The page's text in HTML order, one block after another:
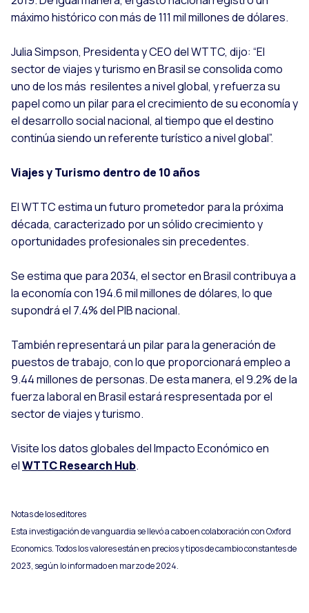
máximo histórico con más de 111 mil millones de dólares.
Julia Simpson, Presidenta y CEO del WTTC, dijo: “El
sector de viajes y turismo en Brasil se consolida como
uno de los más resilentes a nivel global, y refuerza su
papel como un pilar para el crecimiento de su economía y
el desarrollo social nacional, al tiempo que el destino
continúa siendo un referente turístico a nivel global”.
Viajes y Turismo dentro de 10 años
El WTTC estima un futuro prometedor para la próxima
década, caracterizado por un sólido crecimiento y
oportunidades profesionales sin precedentes.
Se estima que para 2034, el sector en Brasil contribuya a
la economía con 194.6 mil millones de dólares, lo que
supondrá el 7.4% del PIB nacional.
También representará un pilar para la generación de
puestos de trabajo, con lo que proporcionará empleo a
9.44 millones de personas. De esta manera, el 9.2% de la
fuerza laboral en Brasil estará respresentada por el
sector de viajes y turismo.
Visite los datos globales del Impacto Económico en
elWTTC Research Hub.
Notas de los editores
Esta investigación de vanguardia se llevó a cabo en colaboración con Oxford
Economics. Todos los valores están en precios y tipos de cambio constantes de
2023, según lo informado en marzo de 2024.